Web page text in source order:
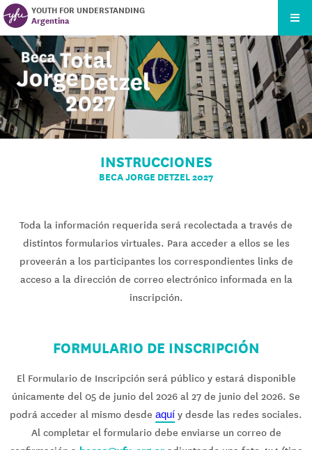
YOUTH FOR UNDERSTANDING
Argentina
INSTRUCCIONES
BECA JORGE DETZEL 2027
Toda la información requerida será recolectada a través de
distintos formularios virtuales. Para acceder a ellos se les
proveerán a los participantes los correspondientes links de
acceso a la dirección de correo electrónico informada en la
inscripción.
FORMULARIO DE INSCRIPCIÓN
El Formulario de Inscripción será público y estará disponible
únicamente del 05 de junio del 2026 al 27 de junio del 2026. Se
podrá acceder al mismo desde aquí y desde las redes sociales.
Al completar el formulario debe enviarse un correo de